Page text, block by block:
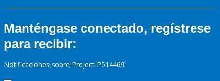
Manténgase conectado, regístrese
para recibir:
Notificaciones sobre Project P514469